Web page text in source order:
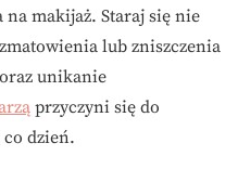
na makijaż. Staraj się nie
lub zniszczenia
unikanie
przyczyni się do
co dzień.